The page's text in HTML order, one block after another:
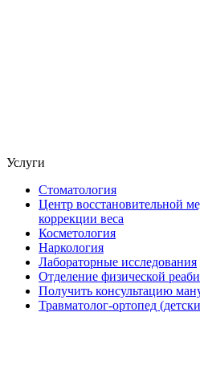
Услуги
Стоматология
Центр восстановительной
коррекции веса
Косметология
Наркология
Лабораторные исследования
Отделение физической
Получить консультацию
Травматолог-ортопед